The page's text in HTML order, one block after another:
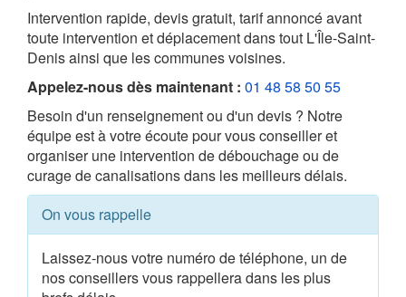
Intervention rapide, devis gratuit, tarif annoncé avant
toute intervention et déplacement dans tout L'Île-Saint-
Denis ainsi que les communes voisines.
Appelez-nous dès maintenant : 01 48 58 50 55
Besoin d'un renseignement ou d'un devis ? Notre
équipe est à votre écoute pour vous conseiller et
organiser une intervention de débouchage ou de
curage de canalisations dans les meilleurs délais.
On vous rappelle
Laissez-nous votre numéro de téléphone, un de
nos conseillers vous rappellera dans les plus